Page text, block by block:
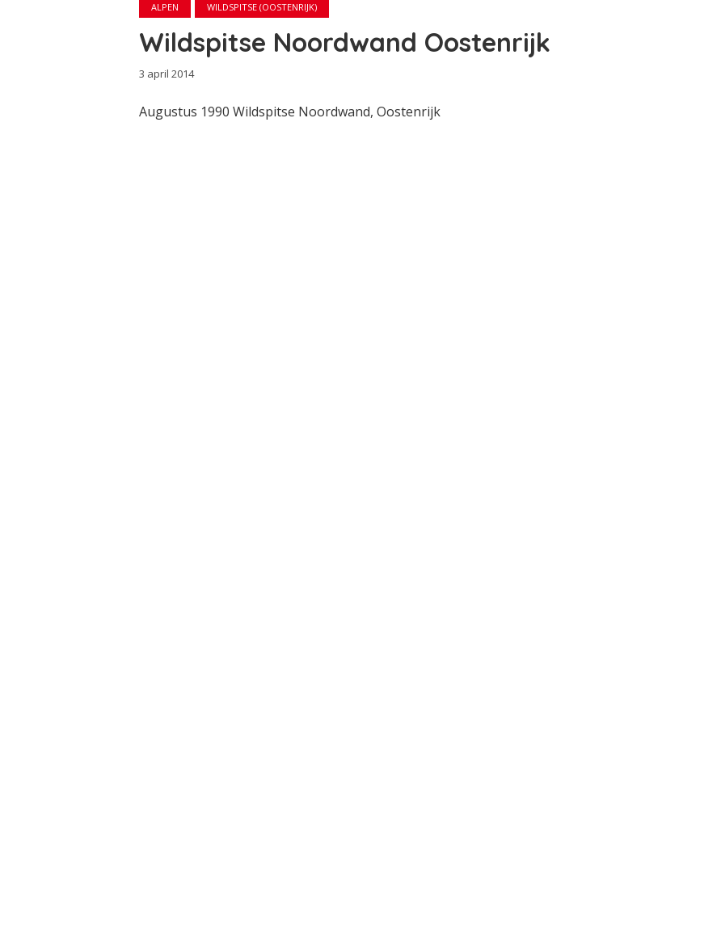
ALPEN WILDSPITSE (OOSTENRIJK)
Wildspitse Noordwand Oostenrijk
3 april 2014
Augustus 1990 Wildspitse Noordwand, Oostenrijk